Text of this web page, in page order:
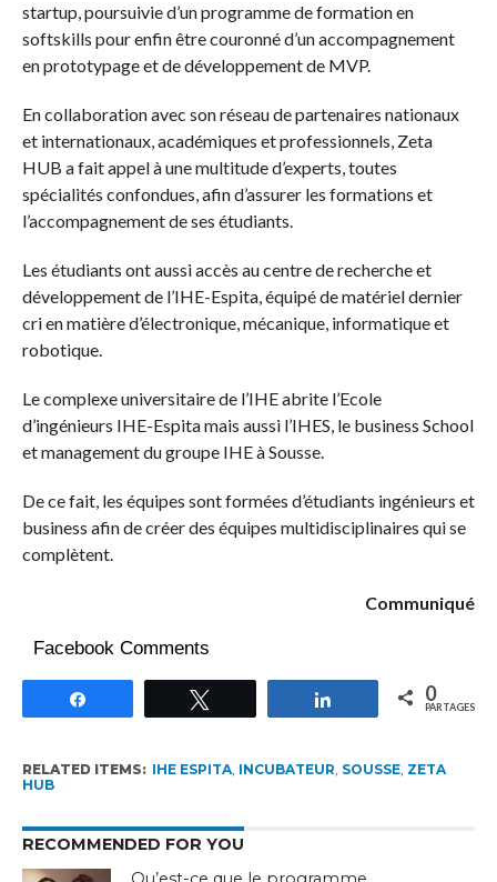
startup, poursuivie d’un programme de formation en
softskills pour enfin être couronné d’un accompagnement
en prototypage et de développement de MVP.
En collaboration avec son réseau de partenaires nationaux
et internationaux, académiques et professionnels, Zeta
HUB a fait appel à une multitude d’experts, toutes
spécialités confondues, afin d’assurer les formations et
l’accompagnement de ses étudiants.
Les étudiants ont aussi accès au centre de recherche et
développement de l’IHE-Espita, équipé de matériel dernier
cri en matière d’électronique, mécanique, informatique et
robotique.
Le complexe universitaire de l’IHE abrite l’Ecole
d’ingénieurs IHE-Espita mais aussi l’IHES, le business School
et management du groupe IHE à Sousse.
De ce fait, les équipes sont formées d’étudiants ingénieurs et
business afin de créer des équipes multidisciplinaires qui se
complètent.
Communiqué
Facebook Comments
Partagez 0
PARTAGES
RELATED ITEMS: IHE ESPITA, INCUBATEUR, SOUSSE, ZETA
HUB
RECOMMENDED FOR YOU